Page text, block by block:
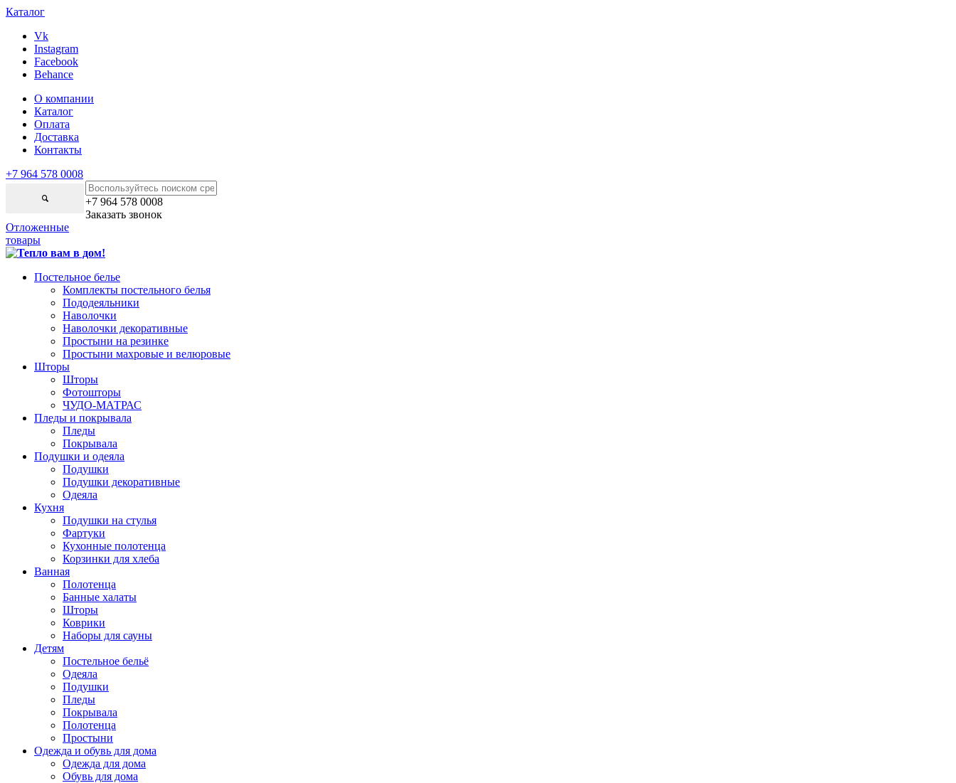
Каталог
Vk
Instagram
Facebook
Behance
О компании
Каталог
Оплата
Доставка
Контакты
+7 964 578 0008
+7 964 578 0008
Заказать звонок
Отложенные
товары
Постельное белье
Комплекты постельного белья
Пододеяльники
Наволочки
Наволочки декоративные
Простыни на резинке
Простыни махровые и велюровые
Шторы
Шторы
Фотошторы
ЧУДО-МАТРАС
Пледы и покрывала
Пледы
Покрывала
Подушки и одеяла
Подушки
Подушки декоративные
Одеяла
Кухня
Подушки на стулья
Фартуки
Кухонные полотенца
Корзинки для хлеба
Ванная
Полотенца
Банные халаты
Шторы
Коврики
Наборы для сауны
Детям
Постельное бельё
Одеяла
Подушки
Пледы
Покрывала
Полотенца
Простыни
Одежда и обувь для дома
Одежда для дома
Обувь для дома